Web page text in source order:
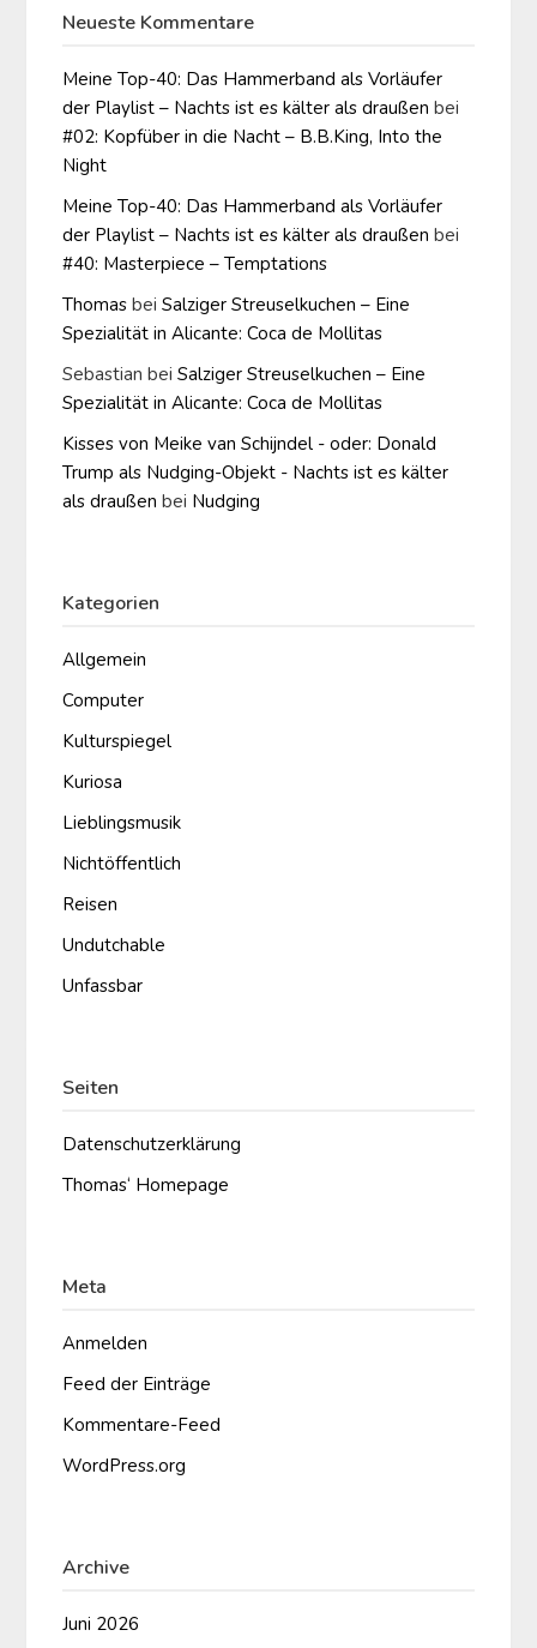
Neueste Kommentare
Meine Top-40: Das Hammerband als Vorläufer
der Playlist – Nachts ist es kälter als draußen bei
#02: Kopfüber in die Nacht – B.B.King, Into the
Night
Meine Top-40: Das Hammerband als Vorläufer
der Playlist – Nachts ist es kälter als draußen bei
#40: Masterpiece – Temptations
Thomas beiSalziger Streuselkuchen – Eine
Spezialität in Alicante: Coca de Mollitas
Sebastian beiSalziger Streuselkuchen – Eine
Spezialität in Alicante: Coca de Mollitas
Kisses von Meike van Schijndel - oder: Donald
Trump als Nudging-Objekt - Nachts ist es kälter
als draußen bei Nudging
Kategorien
Allgemein
Computer
Kulturspiegel
Kuriosa
Lieblingsmusik
Nichtöffentlich
Reisen
Undutchable
Unfassbar
Seiten
Datenschutzerklärung
Thomas‘ Homepage
Meta
Anmelden
Feed der Einträge
Kommentare-Feed
WordPress.org
Archive
Juni 2026